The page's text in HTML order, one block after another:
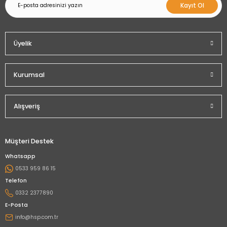
Kayıt Ol
Üyelik
Kurumsal
Alışveriş
Müşteri Destek
Whatsapp
0533 959 86 15
Telefon
0332 2377890
E-Posta
info@hsp.com.tr